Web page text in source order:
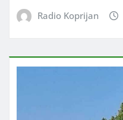
Radio Koprijan